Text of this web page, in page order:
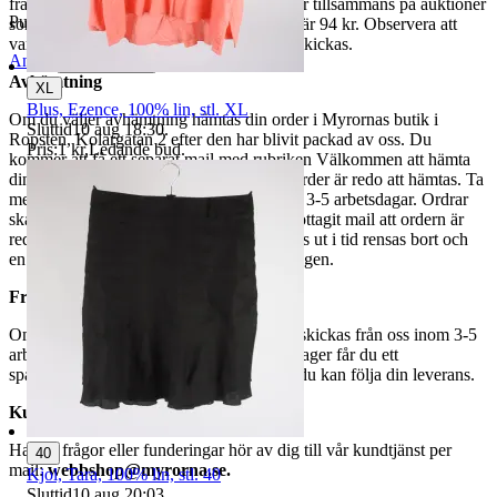
fraktpriset. Vi samfraktar upp till fyra varor tillsammans på auktioner
som avslutas samma dag. Samfraktspriset är 94 kr. Observera att
varor märkta endast avhämtning inte kan skickas.
Avhämtning
Om du väljer avhämtning hämtas din order i Myrornas butik i
Ropsten, Kolargatan 2 efter den har blivit packad av oss. Du
kommer att få ett separat mail med rubriken Välkommen att hämta
din order på Myrorna i Ropsten! när din order är redo att hämtas. Ta
med legitimation. Hanteringstiden är cirka 3-5 arbetsdagar. Ordrar
ska hämtas senast 7 dagar efter att man mottagit mail att ordern är
redo för avhämtning. Ordrar som ej hämtas ut i tid rensas bort och
en avgift på 84 kr dras av från återbetalningen.
Frakt
Om du har valt frakt kommer din vara att skickas från oss inom 3-5
arbetsdagar. När din vara har lämnat vårt lager får du ett
spårningsnummer av DSV inom kort där du kan följa din leverans.
Kundservice
Har du frågor eller funderingar hör av dig till vår kundtjänst per
mail:webbshop@myrorna.se.
Publicerad
29 maj 20:42
Anmäl
XL
Blus, Ezence, 100% lin, stl. XL
Sluttid10 aug 18:30.
Pris:1 kr,Ledande bud.
40
Kjol, Tara, 100% lin, stl. 40